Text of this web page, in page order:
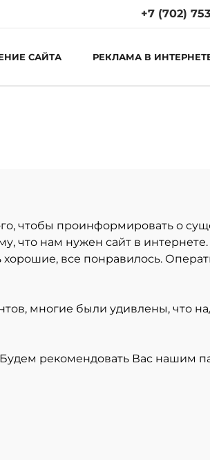
+7 (702)
САЙТА РЕКЛАМА В
чтобы проинформировать о
что нам нужен сайт в
все понравилось.
многие были удивлены, что
рекомендовать Вас нашим